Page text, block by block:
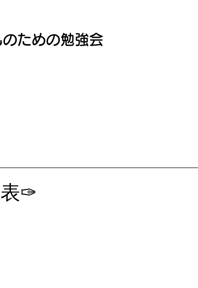
ための勉強会
✑